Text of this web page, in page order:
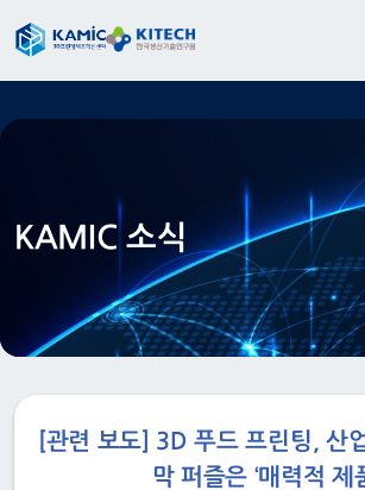
KAMIC 소식
[관련 보도] 3D 푸드 프린팅, 산
막 퍼즐은 ‘매력적 제